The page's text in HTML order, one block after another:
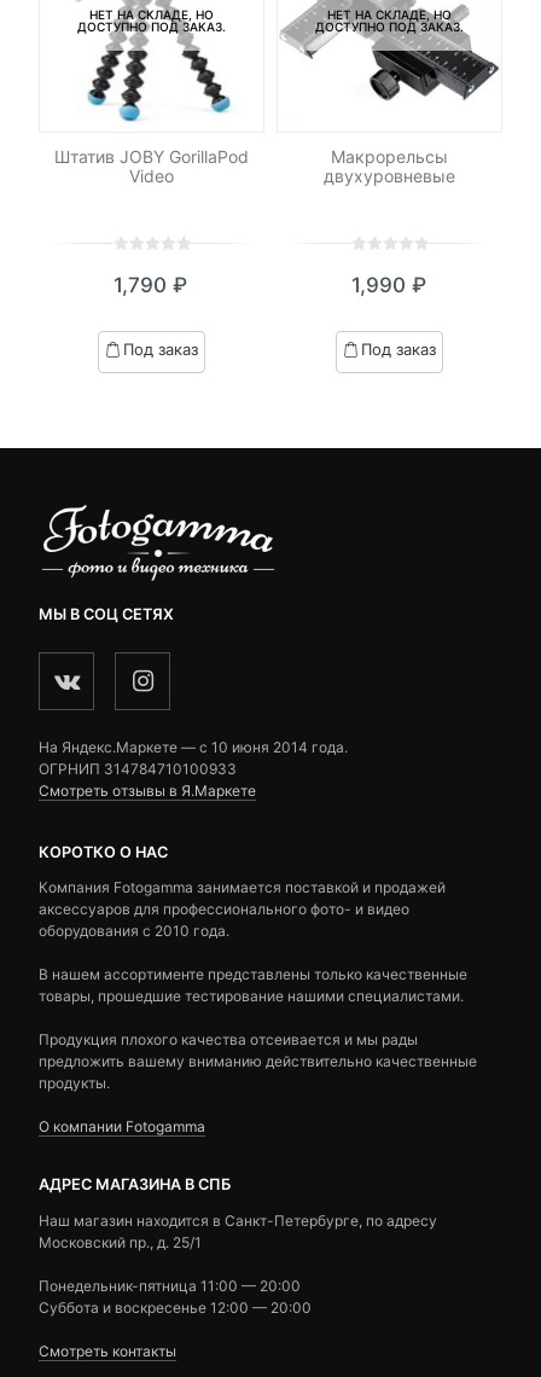
НЕТ НА СКЛАДЕ, НО
ДОСТУПНО ПОД ЗАКАЗ.
Штатив JOBY GorillaPod
Video
out
based
on
1,790 ₽
Под заказ
НЕТ НА СКЛАДЕ, НО
ДОСТУПНО ПОД ЗАКАЗ.
Макрорельсы
двухуровневые
out
based
on
1,990 ₽
Под заказ
МЫ В СОЦ СЕТЯХ
На Яндекс.Маркете — c 10 июня 2014 года.
ОГРНИП 314784710100933
Смотреть отзывы в Я.Маркете
КОРОТКО О НАС
Компания Fotogamma занимается поставкой и продажей
аксессуаров для профессионального фото- и видео
оборудования с 2010 года.
В нашем ассортименте представлены только качественные
товары, прошедшие тестирование нашими специалистами.
Продукция плохого качества отсеивается и мы рады
предложить вашему вниманию действительно качественные
продукты.
О компании Fotogamma
АДРЕС МАГАЗИНА В СПБ
Наш магазин находится в Санкт-Петербурге, по адресу
Московский пр., д. 25/1
Понедельник-пятница 11:00 — 20:00
Суббота и воскресенье 12:00 — 20:00
Смотреть контакты